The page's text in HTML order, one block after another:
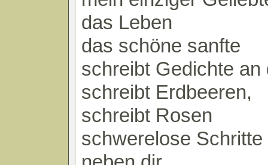
das Leben
das schöne sanfte
schreibt Gedichte an
schreibt Erdbeeren,
schreibt Rosen
schwerelose Schritte